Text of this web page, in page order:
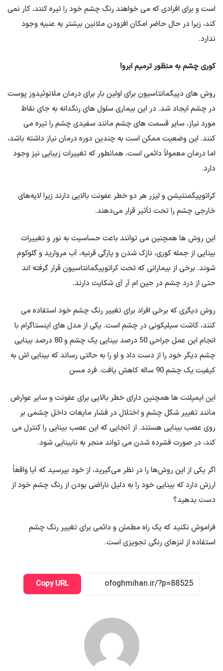
است و برای افرادی که می خواهند رنگ چشم خود را تیره کنند، کار نمی
کند، زیرا در حال حاضر امکان افزودن ملانین بیشتر به عنبیه وجود
ندارد.
کوری چشم به منظور ترمیم ابرو!
روش های دپیگمانتاسیون برای اولین بار برای درمان ملانوئیدوز پوست
در چشم ایجاد شد. در این بیماری سلول های رنگدانه به جای نقاط
مورد نیاز، سایر قسمت های چشم مانند سفیدی چشم را تیره می
کنند. این وضعیت ممکن است به چندین دوره درمان نیاز داشته باشد،
اما درمان معمولاً دائمی است، همانطور که تغییرات زیبایی نیز وجود
دارد.
کراتوپیگمنتیشن و لیزر هر دو خطر عفونت بالایی دارند زیرا لایه‌های
خارجی چشم را تحت تأثیر قرار می‌دهند.
این روش ها همچنین می توانند باعث حساسیت به نور و تغییرات
بینایی از جمله کوری، نازک شدن و پارگی قرنیه، آب مروارید و گلوکوم
شوند. برخی از بیمارانی که تحت کراتوپیگمانتاسیون قرار گرفته اند
حتی از درد چشم در حین ام آر آی شکایت دارند.
روش دیگری که برخی افراد برای تغییر رنگ چشم خود استفاده می
کنند، کاشت سیلیکونی در چشم است. یکی از مدل های اینستاگرام با
انجام این عمل جراحی 50 درصد بینایی یک چشم و 80 درصد بینایی
چشم دیگر خود را از دست داد و او را به حالتی رساند که بینایی اش به
کیفیت یک چشم 90 ساله کاهش یافت. فرد مسن
این ایمپلنت ها همچنین دارای خطر بالایی برای عفونت و سایر عوارض
مانند تغییر شکل چشم و اختلال در فشار مایعات داخل چشمی بر
روی عصب بینایی هستند. از آنجایی که این عصب بینایی را کنترل می
کند، در صورت فشرده شدن می تواند منجر به نابینایی شود.
اگر یکی از این روش‌ها را در نظر می‌گیرید، از خود بپرسید که آیا واقعاً
ارزش دارد که بینایی خود را به دلیل ناراضی بودن از رنگ چشم خود از
دست بدهید؟
فراموش نکنید که یک راه مطمئن و دائمی برای تغییر رنگ چشم
استفاده از لنزهای رنگی تجویزی است.
Copy URL